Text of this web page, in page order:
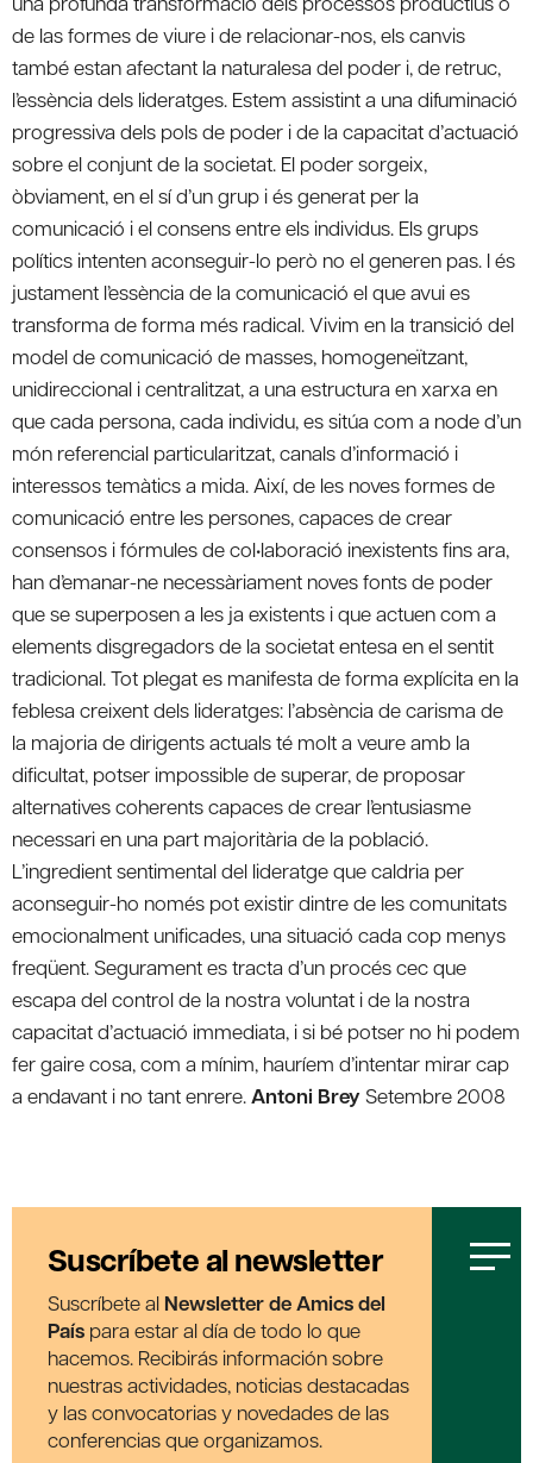
de las formes de viure i de relacionar-nos, els canvis
també estan afectant la naturalesa del poder i, de retruc,
l’essència dels lideratges. Estem assistint a una difuminació
progressiva dels pols de poder i de la capacitat d’actuació
sobre el conjunt de la societat. El poder sorgeix,
òbviament, en el sí d’un grup i és generat per la
comunicació i el consens entre els individus. Els grups
polítics intenten aconseguir-lo però no el generen pas. I és
justament l’essència de la comunicació el que avui es
transforma de forma més radical. Vivim en la transició del
model de comunicació de masses, homogeneïtzant,
unidireccional i centralitzat, a una estructura en xarxa en
que cada persona, cada individu, es sitúa com a node d’un
món referencial particularitzat, canals d’informació i
interessos temàtics a mida. Així, de les noves formes de
comunicació entre les persones, capaces de crear
consensos i fórmules de col•laboració inexistents fins ara,
han d’emanar-ne necessàriament noves fonts de poder
que se superposen a les ja existents i que actuen com a
elements disgregadors de la societat entesa en el sentit
tradicional. Tot plegat es manifesta de forma explícita en la
feblesa creixent dels lideratges: l’absència de carisma de
la majoria de dirigents actuals té molt a veure amb la
dificultat, potser impossible de superar, de proposar
alternatives coherents capaces de crear l’entusiasme
necessari en una part majoritària de la població.
L’ingredient sentimental del lideratge que caldria per
aconseguir-ho només pot existir dintre de les comunitats
emocionalment unificades, una situació cada cop menys
freqüent. Segurament es tracta d’un procés cec que
escapa del control de la nostra voluntat i de la nostra
capacitat d’actuació immediata, i si bé potser no hi podem
fer gaire cosa, com a mínim, hauríem d’intentar mirar cap
a endavant i no tant enrere.Antoni BreySetembre 2008
Suscríbete al newsletter
Suscríbete al Newsletter de Amics del
País para estar al día de todo lo que
hacemos. Recibirás información sobre
nuestras actividades, noticias destacadas
y las convocatorias y novedades de las
conferencias que organizamos.